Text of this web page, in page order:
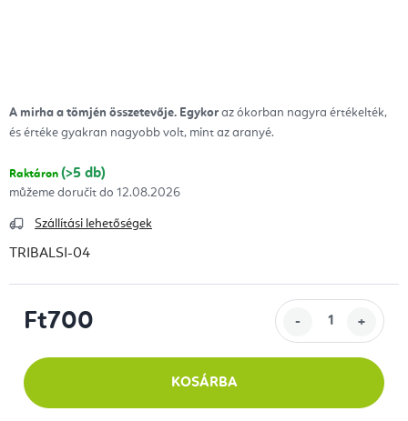
A mirha a tömjén összetevője. Egykor az ókorban nagyra értékelték,
és értéke gyakran nagyobb volt, mint az aranyé.
Raktáron (>5 db)
12.08.2026
Szállítási lehetőségek
TRIBALSI-04
Ft700
KOSÁRBA